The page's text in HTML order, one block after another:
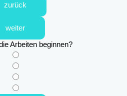
zurück
weiter
Arbeiten beginnen?